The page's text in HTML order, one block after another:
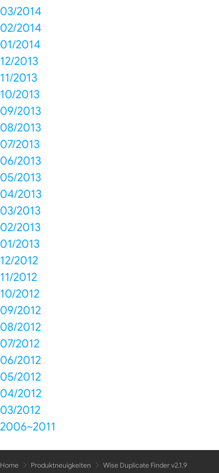
03/2014
02/2014
01/2014
12/2013
11/2013
10/2013
09/2013
08/2013
07/2013
06/2013
05/2013
04/2013
03/2013
02/2013
01/2013
12/2012
11/2012
10/2012
09/2012
08/2012
07/2012
06/2012
05/2012
04/2012
03/2012
2006~2011
Home Produktneuigkeiten Wise Duplicate Finder v2.1.9